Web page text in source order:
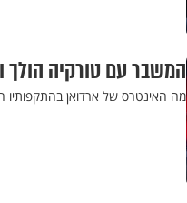
המשבר עם טורקיה הולך
מה האינטרס של ארדואן בהתקפותיו